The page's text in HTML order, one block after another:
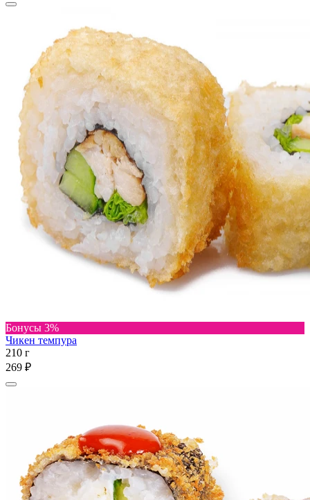
Бонусы 3%
Чикен темпура
210 г
269 ₽